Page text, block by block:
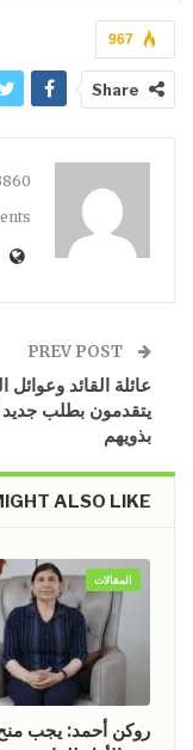
967
Share
عائلة القائد وعوائل
يتقدمون بطلب جديد
بذويهم
ALSO LIKE
المقالات
روكن أحمد: يجب